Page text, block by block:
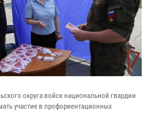
округа войск национальной гвардии
участие в профориентационных